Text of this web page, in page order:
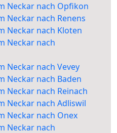
Neckar nach Opfikon
Neckar nach Renens
Neckar nach Kloten
Neckar nach
Neckar nach Vevey
Neckar nach Baden
Neckar nach Reinach
Neckar nach Adliswil
Neckar nach Onex
Neckar nach